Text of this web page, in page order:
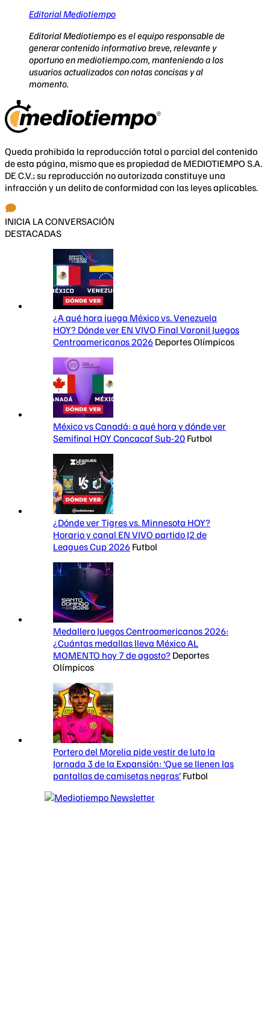
Editorial Mediotiempo
Editorial Mediotiempo es el equipo responsable de
generar contenido informativo breve, relevante y
oportuno en mediotiempo.com, manteniendo a los
usuarios actualizados con notas concisas y al
momento.
Queda prohibida la reproducción total o parcial del contenido
de esta página, mismo que es propiedad de MEDIOTIEMPO S.A.
DE C.V.; su reproducción no autorizada constituye una
infracción y un delito de conformidad con las leyes aplicables.
INICIA LA CONVERSACIÓN
DESTACADAS
¿A qué hora juega México vs. Venezuela
HOY? Dónde ver EN VIVO Final Varonil Juegos
Centroamericanos 2026 Deportes Olímpicos
México vs Canadá: a qué hora y dónde ver
Semifinal HOY Concacaf Sub-20 Futbol
¿Dónde ver Tigres vs. Minnesota HOY?
Horario y canal EN VIVO partido J2 de
Leagues Cup 2026 Futbol
Medallero Juegos Centroamericanos 2026:
¿Cuántas medallas lleva México AL
MOMENTO hoy 7 de agosto? Deportes
Olímpicos
Portero del Morelia pide vestir de luto la
Jornada 3 de la Expansión: ‘Que se llenen las
pantallas de camisetas negras’ Futbol